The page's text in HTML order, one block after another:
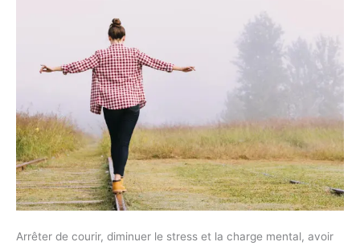
Arrêter de courir, diminuer le stress et la charge mental, avoir